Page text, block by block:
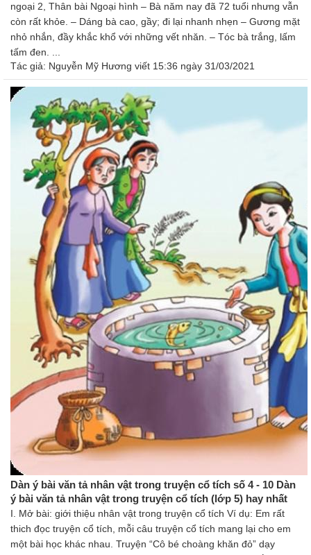
ngoại 2, Thân bài Ngoại hình – Bà năm nay đã 72 tuổi nhưng vẫn
còn rất khỏe. – Dáng bà cao, gầy; đi lại nhanh nhẹn – Gương mặt
nhỏ nhắn, đầy khắc khổ với những vết nhăn. – Tóc bà trắng, lấm
tấm đen. ...
Tác giả: Nguyễn Mỹ Hương viết 15:36 ngày 31/03/2021
Dàn ý bài văn tả nhân vật trong truyện cổ tích số 4 - 10 Dàn
ý bài văn tả nhân vật trong truyện cổ tích (lớp 5) hay nhất
I. Mở bài: giới thiệu nhân vật trong truyện cổ tích Ví dụ: Em rất
thich đọc truyện cổ tích, mỗi câu truyện cổ tích mang lại cho em
một bài học khác nhau. Truyện “Cô bé choàng khăn đỏ” dạy